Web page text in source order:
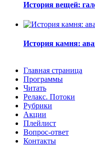
История вещей:
История камня:
Главная страница
Программы
Читать
Релакс. Потоки
Рубрики
Акции
Плейлист
Вопрос-ответ
Контакты